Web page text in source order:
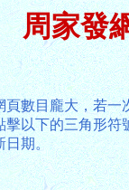
周家發
數目龐大，若
以下的三角形
日期。